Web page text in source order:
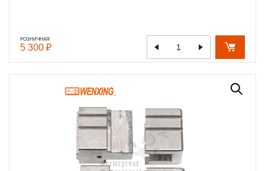
РОЗНИЧНАЯ
5 300 ₽